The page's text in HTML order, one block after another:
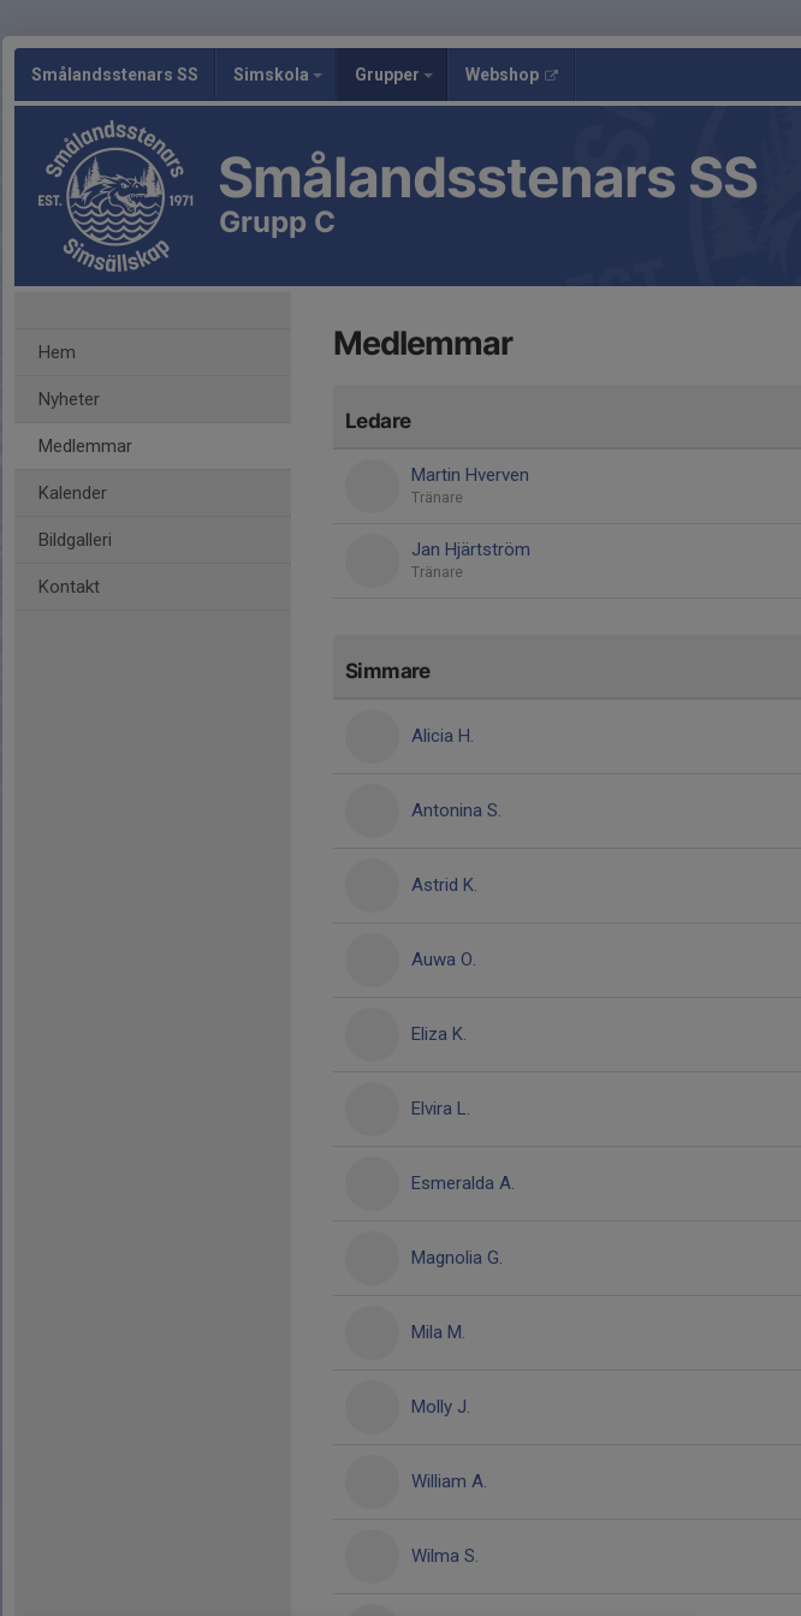
Smålandsstenars SS Simskola Grupper Webshop
Smålandsstenars SS
Grupp C
Hem
Nyheter
Medlemmar
Kalender
Bildgalleri
Kontakt
Medlemmar
Ledare
Martin Hverven
Tränare
Jan Hjärtström
Tränare
Simmare
Alicia H.
Antonina S.
Astrid K.
Auwa O.
Eliza K.
Elvira L.
Esmeralda A.
Magnolia G.
Mila M.
Molly J.
William A.
Wilma S.